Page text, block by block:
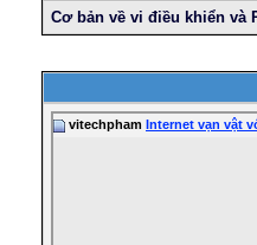
Cơ bản về vi điều khiển và
vitechpham Internet vạn vật